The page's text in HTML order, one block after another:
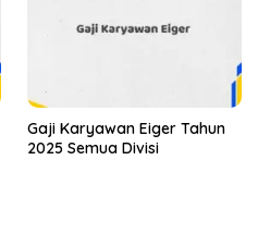
Gaji Karyawan Eiger Tahun
2025 Semua Divisi